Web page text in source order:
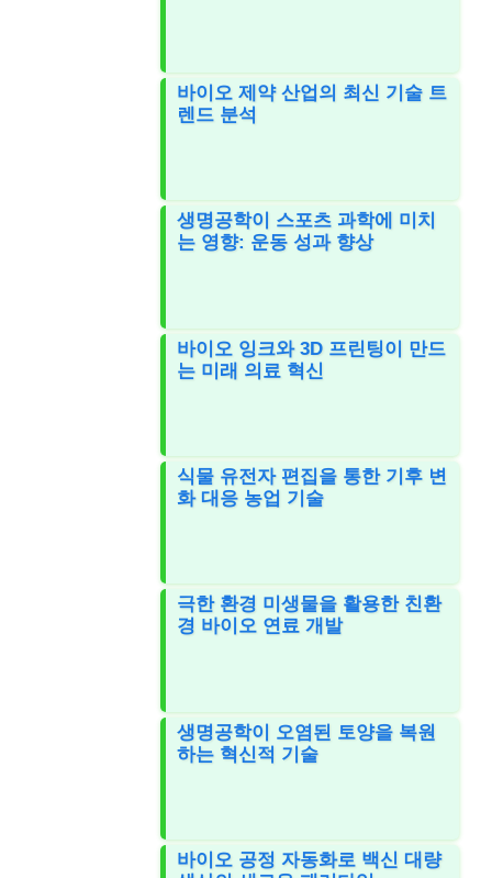
바이오 제약 산업의 최신 기술 트
렌드 분석
생명공학이 스포츠 과학에 미치
는 영향: 운동 성과 향상
바이오 잉크와 3D 프린팅이 만드
는 미래 의료 혁신
식물 유전자 편집을 통한 기후 변
화 대응 농업 기술
극한 환경 미생물을 활용한 친환
경 바이오 연료 개발
생명공학이 오염된 토양을 복원
하는 혁신적 기술
바이오 공정 자동화로 백신 대량